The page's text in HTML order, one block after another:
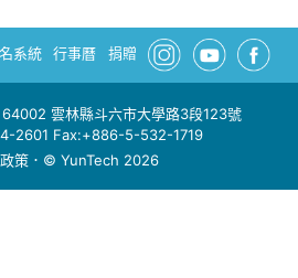
系統 行事曆 捐贈
64002 雲林縣斗六市大學路3段123號
2601 Fax:+886-5-532-1719
策 ．© YunTech 2026